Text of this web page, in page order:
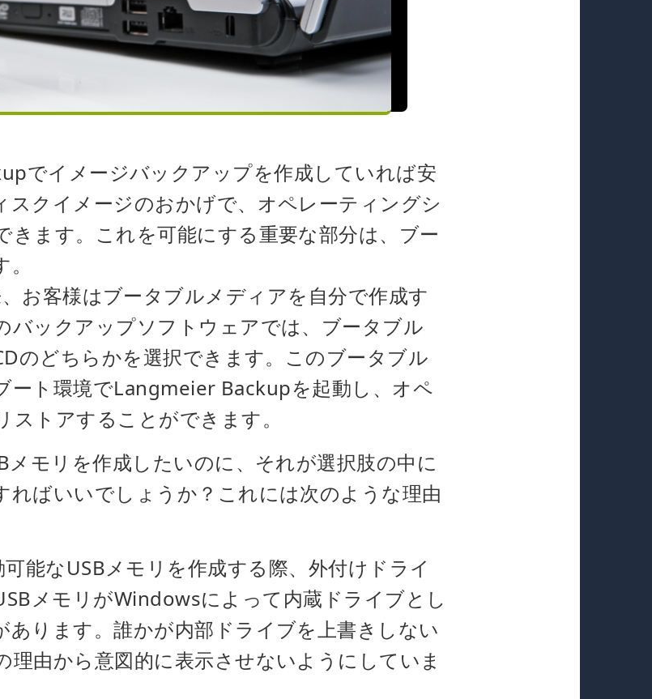
でイメージバックアップを作成していれば安
スクイメージのおかげで、オペレーティングシ
きます。これを可能にする重要な部分は、ブー
お客様はブータブルメディアを自分で作成す
バックアップソフトウェアでは、ブータブル
のどちらかを選択できます。このブータブル
ート環境でLangmeier Backupを起動し、オペ
トアすることができます。
メモリを作成したいのに、それが選択肢の中に
ればいいでしょうか？これには次のような理由
能なUSBメモリを作成する際、外付けドライ
メモリがWindowsによって内蔵ドライブとし
あります。誰かが内部ドライブを上書きしない
理由から意図的に表示させないようにしていま